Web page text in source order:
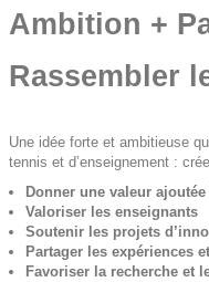
Ambition +
Rassembler
Une idée forte et ambitieuse
tennis et d’enseignement :
Donner une valeur
Valoriser les enseignants
Soutenir les projets
Partager les expériences
Favoriser la recherche et